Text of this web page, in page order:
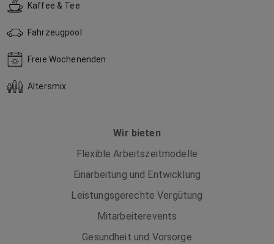
Kaffee & Tee
Fahrzeugpool
Freie Wochenenden
Altersmix
Wir bieten
Flexible Arbeitszeitmodelle
Einarbeitung und Entwicklung
Leistungsgerechte Vergütung
Mitarbeiterevents
Gesundheit und Vorsorge